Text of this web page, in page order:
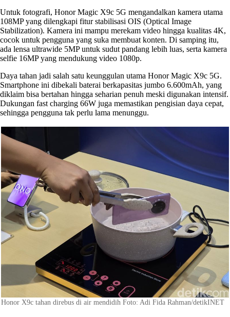
Untuk fotografi, Honor Magic X9c 5G mengandalkan kamera utama
108MP yang dilengkapi fitur stabilisasi OIS (Optical Image
Stabilization). Kamera ini mampu merekam video hingga kualitas 4K,
cocok untuk pengguna yang suka membuat konten. Di samping itu,
ada lensa ultrawide 5MP untuk sudut pandang lebih luas, serta kamera
selfie 16MP yang mendukung video 1080p.
Daya tahan jadi salah satu keunggulan utama Honor Magic X9c 5G.
Smartphone ini dibekali baterai berkapasitas jumbo 6.600mAh, yang
diklaim bisa bertahan hingga seharian penuh meski digunakan intensif.
Dukungan fast charging 66W juga memastikan pengisian daya cepat,
sehingga pengguna tak perlu lama menunggu.
Honor X9c tahan direbus di air mendidih Foto: Adi Fida Rahman/detikINET